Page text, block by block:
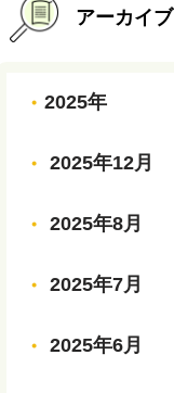
アーカイブ
2025年
2025年12月
2025年8月
2025年7月
2025年6月